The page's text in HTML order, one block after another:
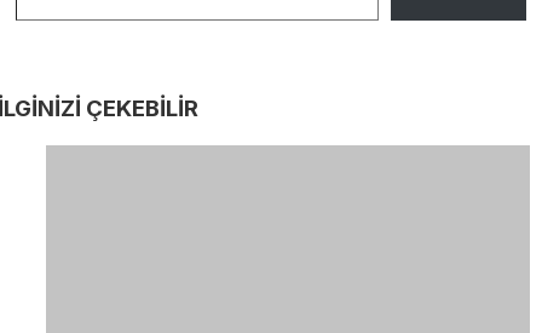
ÇEKEBİLİR